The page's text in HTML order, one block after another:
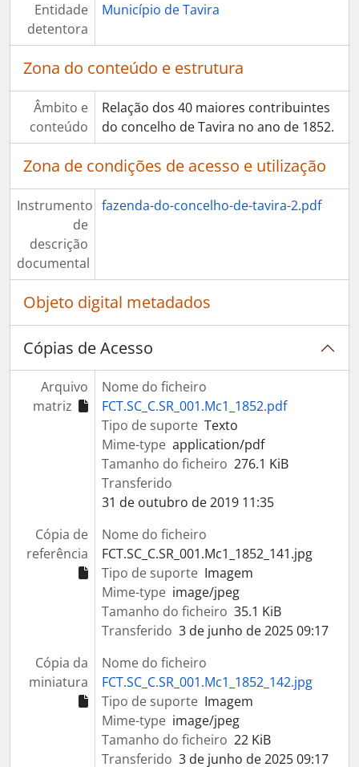
Entidade
detentora
Município de Tavira
Zona do conteúdo e estrutura
Âmbito e
conteúdo
Relação dos 40 maiores contribuintes
do concelho de Tavira no ano de 1852.
Zona de condições de acesso e utilização
Instrumento
de
descrição
documental
fazenda-do-concelho-de-tavira-2.pdf
Objeto digital metadados
Cópias de Acesso
Arquivo
matriz
Nome do ficheiro
FCT.SC_C.SR_001.Mc1_1852.pdf
Tipo de suporte Texto
Mime-type application/pdf
Tamanho do ficheiro 276.1 KiB
Transferido
31 de outubro de 2019 11:35
Cópia de
referência
Nome do ficheiro
FCT.SC_C.SR_001.Mc1_1852_141.jpg
Tipo de suporte Imagem
Mime-type image/jpeg
Tamanho do ficheiro 35.1 KiB
Transferido 3 de junho de 2025 09:17
Cópia da
miniatura
Nome do ficheiro
FCT.SC_C.SR_001.Mc1_1852_142.jpg
Tipo de suporte Imagem
Mime-type image/jpeg
Tamanho do ficheiro 22 KiB
Transferido 3 de junho de 2025 09:17